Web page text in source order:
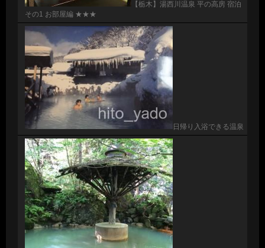
【栃木】湯西川温泉 平の高房 宿泊
その1 お部屋編 ★★★
日帰り入浴できる温泉